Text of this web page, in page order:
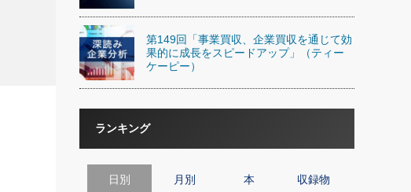
第149回「事業買収、企業買収を通じて効
果的に成長をスピードアップ」（ティー
ケーピー）
ランキング
日別 月別 本 収録物